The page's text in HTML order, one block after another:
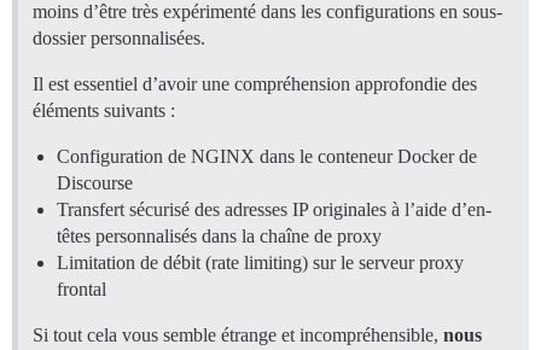
moins d’être très expérimenté dans les configurations en sous-
dossier personnalisées.
Il est essentiel d’avoir une compréhension approfondie des
éléments suivants :
Configuration de NGINX dans le conteneur Docker de
Discourse
Transfert sécurisé des adresses IP originales à l’aide d’en-
têtes personnalisés dans la chaîne de proxy
Limitation de débit (rate limiting) sur le serveur proxy
frontal
Si tout cela vous semble étrange et incompréhensible, nous